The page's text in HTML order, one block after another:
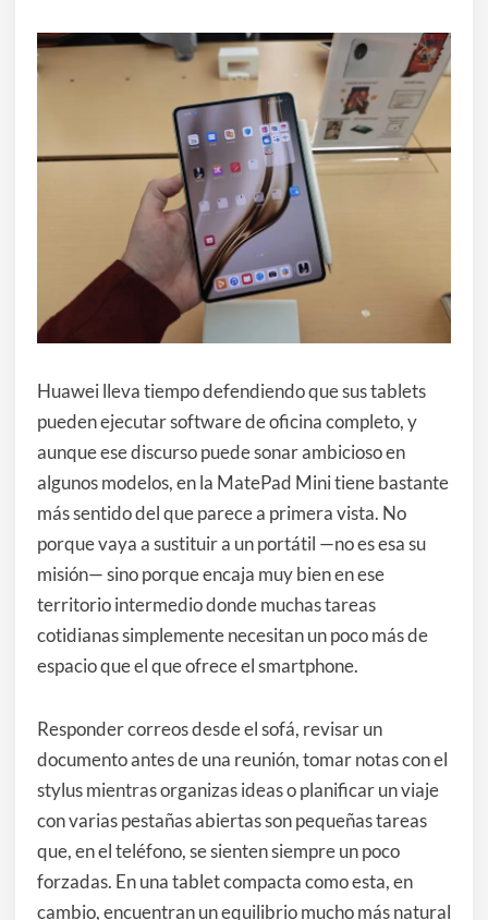
Huawei lleva tiempo defendiendo que sus tablets
pueden ejecutar software de oficina completo, y
aunque ese discurso puede sonar ambicioso en
algunos modelos, en la MatePad Mini tiene bastante
más sentido del que parece a primera vista. No
porque vaya a sustituir a un portátil —no es esa su
misión— sino porque encaja muy bien en ese
territorio intermedio donde muchas tareas
cotidianas simplemente necesitan un poco más de
espacio que el que ofrece el smartphone.
Responder correos desde el sofá, revisar un
documento antes de una reunión, tomar notas con el
stylus mientras organizas ideas o planificar un viaje
con varias pestañas abiertas son pequeñas tareas
que, en el teléfono, se sienten siempre un poco
forzadas. En una tablet compacta como esta, en
cambio, encuentran un equilibrio mucho más natural